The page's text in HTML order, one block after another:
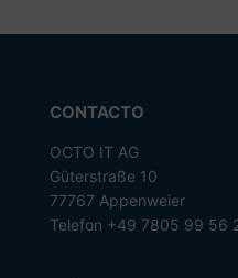
CONTACTO
OCTO IT AG
Güterstraße 10
77767 Appenweier
Telefon +49 7805 99 56